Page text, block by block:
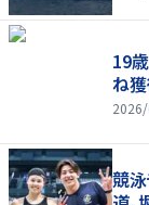
19
ね
競